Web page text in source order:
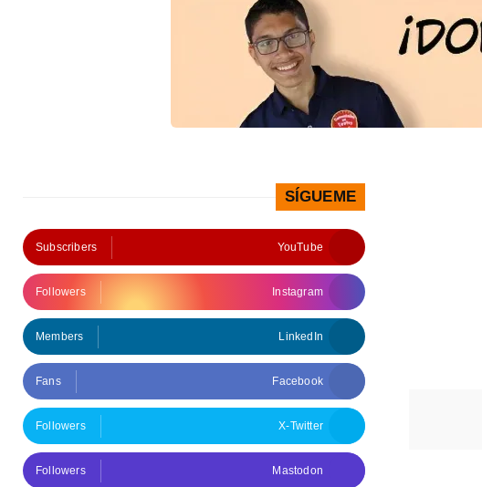
SÍGUEME
YouTube
Subscribers
Instagram
Followers
LinkedIn
Members
Facebook
Fans
X-Twitter
Followers
Mastodon
Followers